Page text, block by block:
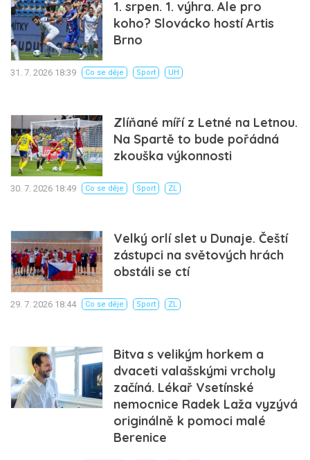
1. srpen. 1. výhra. Ale pro
koho? Slovácko hostí Artis
Brno
31. 7. 2026 18:39 Co se děje Sport UH
Zlíňané míří z Letné na Letnou.
Na Spartě to bude pořádná
zkouška výkonnosti
30. 7. 2026 18:49 Co se děje Sport ZL
Velký orlí slet u Dunaje. Čeští
zástupci na světových hrách
obstáli se ctí
29. 7. 2026 18:44 Co se děje Sport ZL
Bitva s velikým horkem a
dvaceti valašskými vrcholy
začíná. Lékař Vsetínské
nemocnice Radek Laža vyzývá
originálně k pomoci malé
Berenice